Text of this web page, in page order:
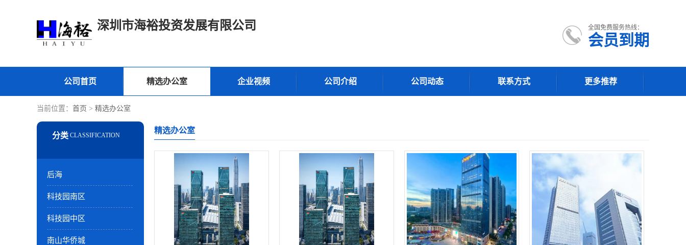
深圳市海裕投资发展有限公司 全国免费服务热线：
会员到期
公司首页 精选办公室 企业视频 公司介绍 公司动态 联系方式 更多推荐
当前位置： 首页 > 精选办公室
后海
科技园南区
科技园中区
南山华侨城
精选办公室